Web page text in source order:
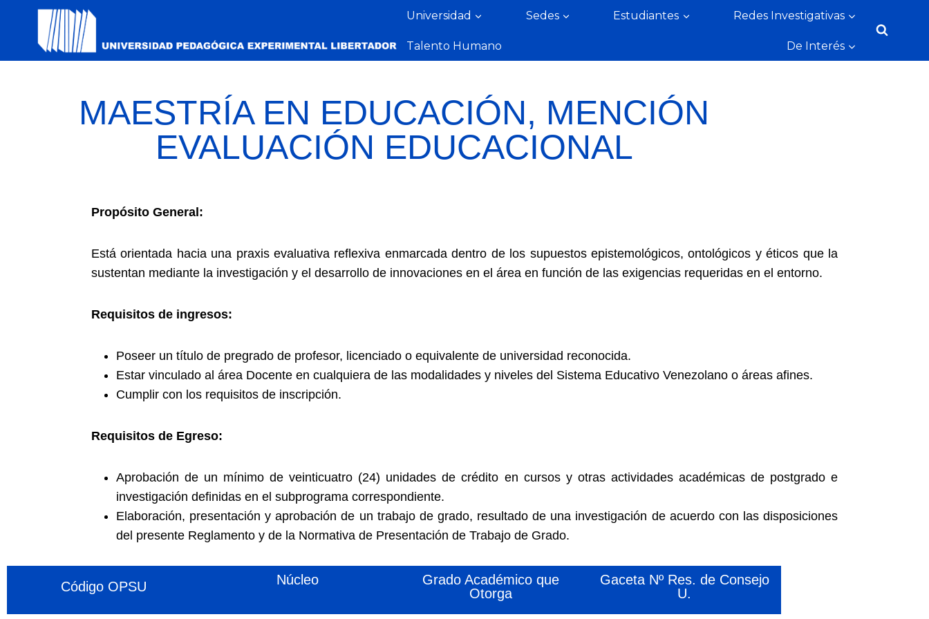
Universidad Sedes Estudiantes Redes Investigativas
Talento Humano De Interés
MAESTRÍA EN EDUCACIÓN, MENCIÓN
EVALUACIÓN EDUCACIONAL
Propósito General:
Está orientada hacia una praxis evaluativa reflexiva enmarcada dentro de los supuestos epistemológicos, ontológicos y éticos que la
sustentan mediante la investigación y el desarrollo de innovaciones en el área en función de las exigencias requeridas en el entorno.
Requisitos de ingresos:
Poseer un título de pregrado de profesor, licenciado o equivalente de universidad reconocida.
Estar vinculado al área Docente en cualquiera de las modalidades y niveles del Sistema Educativo Venezolano o áreas afines.
Cumplir con los requisitos de inscripción.
Requisitos de Egreso:
Aprobación de un mínimo de veinticuatro (24) unidades de crédito en cursos y otras actividades académicas de postgrado e
investigación definidas en el subprograma correspondiente.
Elaboración, presentación y aprobación de un trabajo de grado, resultado de una investigación de acuerdo con las disposiciones
del presente Reglamento y de la Normativa de Presentación de Trabajo de Grado.
Código OPSU Núcleo
Grado Académico que
Otorga
Gaceta Nº Res. de Consejo
U.